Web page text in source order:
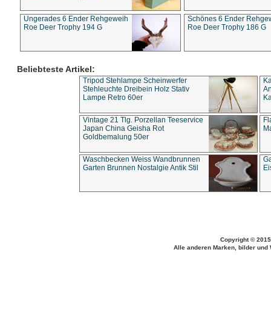
Ungerades 6 Ender Rehgeweih
Roe Deer Trophy 194 G
Schönes 6 Ender
Roe Deer Trophy 186 G
Beliebteste Artikel:
Tripod Stehlampe Scheinwerfer
Stehleuchte Dreibein Holz Stativ
Lampe Retro 60er
Vintage 21 Tlg. Porzellan Teeservice
Japan China Geisha Rot
Goldbemalung 50er
Waschbecken Weiss Wandbrunnen
Garten Brunnen Nostalgie Antik Stil
Copyright ©
Alle anderen Marken, bilder und